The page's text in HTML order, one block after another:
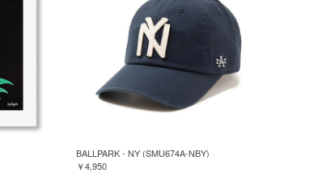
BALLPARK - NY (SMU674A-NBY)
￥4,950